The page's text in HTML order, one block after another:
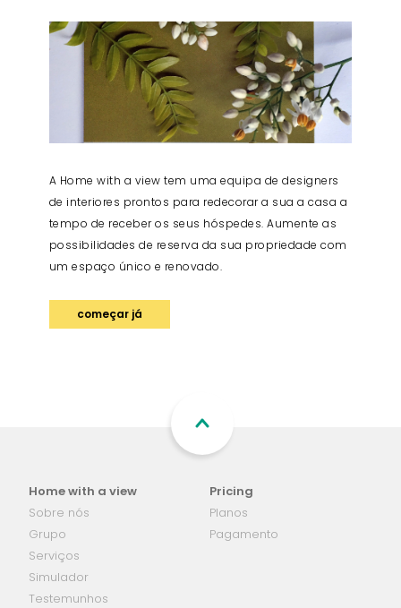
A Home with a view tem uma equipa de designers
de interiores prontos para redecorar a sua a casa a
tempo de receber os seus hóspedes. Aumente as
possibilidades de reserva da sua propriedade com
um espaço único e renovado.
começar já
Home with a view
Sobre nós
Grupo
Serviços
Simulador
Testemunhos
Pricing
Planos
Pagamento